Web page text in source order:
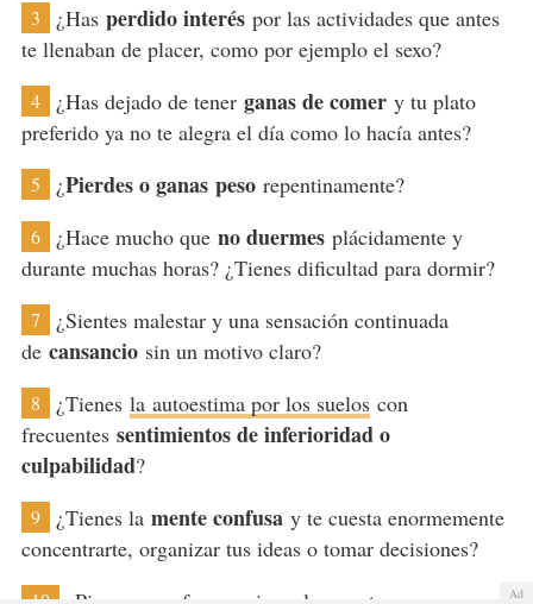
3 ¿Has perdido interéspor las actividades que antes
te llenaban de placer, como por ejemplo el sexo?
4 ¿Has dejado de tener ganas de comery tu plato
preferido ya no te alegra el día como lo hacía antes?
5 ¿Pierdes o ganas pesorepentinamente?
6 ¿Hace mucho que no duermesplácidamente y
durante muchas horas? ¿Tienes dificultad para dormir?
7
¿Sientes malestar y una sensación continuada
de cansanciosin un motivo claro?
8 ¿Tienes la autoestima por los sueloscon
frecuentes sentimientos de inferioridad o
culpabilidad?
9 ¿Tienes la mente confusay te cuesta enormemente
concentrarte, organizar tus ideas o tomar decisiones?
Ad